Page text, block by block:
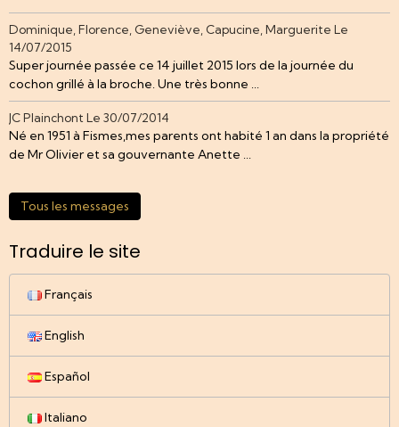
Dominique, Florence, Geneviève, Capucine, Marguerite Le
14/07/2015
Super journée passée ce 14 juillet 2015 lors de la journée du
cochon grillé à la broche. Une très bonne ...
JC Plainchont Le 30/07/2014
Né en 1951 à Fismes,mes parents ont habité 1 an dans la propriété
de Mr Olivier et sa gouvernante Anette ...
Tous les messages
Traduire le site
Français
English
Español
Italiano